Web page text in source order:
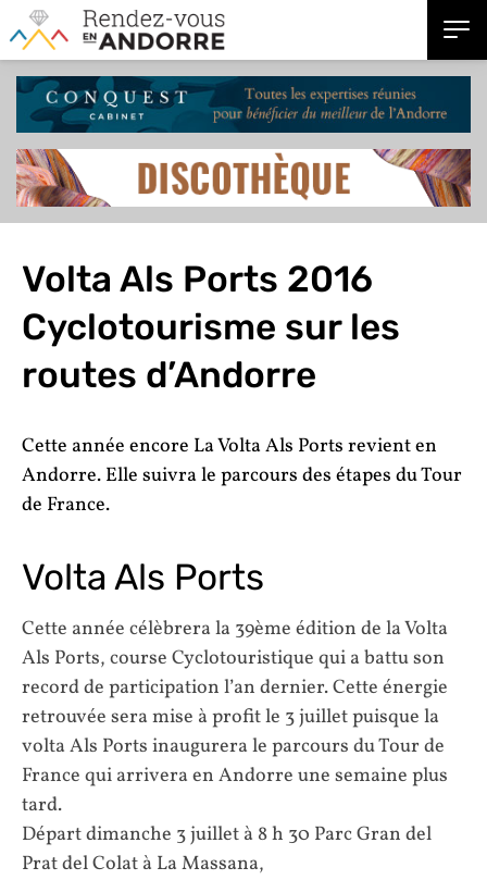
Volta Als Ports 2016
Cyclotourisme sur les
routes d’Andorre
Cette année encore La Volta Als Ports revient en
Andorre. Elle suivra le parcours des étapes du Tour
de France.
Volta Als Ports
Cette année célèbrera la 39ème édition de la Volta
Als Ports, course Cyclotouristique qui a battu son
record de participation l’an dernier. Cette énergie
retrouvée sera mise à profit le 3 juillet puisque la
volta Als Ports inaugurera le parcours du Tour de
France qui arrivera en Andorre une semaine plus
tard.
Départ dimanche 3 juillet à 8 h 30 Parc Gran del
Prat del Colat à La Massana,